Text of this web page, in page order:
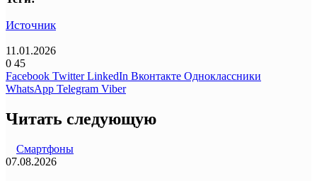
Источник
11.01.2026
0 45
Facebook Twitter LinkedIn Вконтакте Одноклассники
WhatsApp Telegram Viber
Читать следующую
Смартфоны
07.08.2026